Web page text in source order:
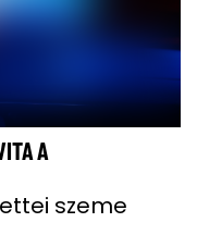
A
szeme